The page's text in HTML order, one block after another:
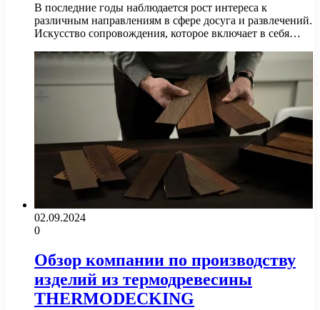
В последние годы наблюдается рост интереса к
различным направлениям в сфере досуга и развлечений.
Искусство сопровождения, которое включает в себя…
02.09.2024
0
Обзор компании по производству
изделий из термодревесины
THERMODECKING